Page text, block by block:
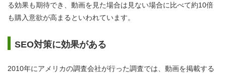
る効果も期待でき、動画を見た場合は見ない場合に比べて約10倍
も購入意欲が高まるといわれています。
SEO対策に効果がある
2010年にアメリカの調査会社が行った調査では、動画を掲載する